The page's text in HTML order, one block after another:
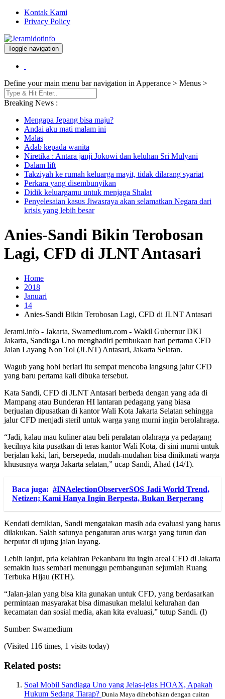
Kontak Kami
Privacy Policy
Jeramidotinfo
Berita dan Informasi Terkini
Toggle navigation
Define your main menu bar navigation in Apperance > Menus >
Breaking News :
Mengapa Jepang bisa maju?
Andai aku mati malam ini
Malas
Adab kepada wanita
Niretika : Antara janji Jokowi dan keluhan Sri Mulyani
Dalam lift
Takziyah ke rumah keluarga mayit, tidak dilarang syariat
Perkara yang disembunyikan
Didik keluargamu untuk menjaga Shalat
Penyelesaian kasus Jiwasraya akan selamatkan Negara dari
krisis yang lebih besar
Anies-Sandi Bikin Terobosan
Lagi, CFD di JLNT Antasari
Home
2018
Januari
14
Anies-Sandi Bikin Terobosan Lagi, CFD di JLNT Antasari
Jerami.info - Jakarta, Swamedium.com - Wakil Gubernur DKI
Jakarta, Sandiaga Uno menghadiri pembukaan hari pertama CFD
Jalan Layang Non Tol (JLNT) Antasari, Jakarta Selatan.
Wagub yang hobi berlari itu sempat mencoba langsung jalur CFD
yang baru pertama kali dibuka tersebut.
Kata Sandi, CFD di JLNT Antasari berbeda dengan yang ada di
Mampang atau Bunderan HI lantaran pedagang yang biasa
berjualan dipusatkan di kantor Wali Kota Jakarta Selatan sehingga
jalur CFD menjadi steril untuk warga yang murni ingin berolahraga.
“Jadi, kalau mau kuliner atau beli peralatan olahraga ya pedagang
kecilnya kita pusatkan di teras kantor Wali Kota, di sini murni untuk
berjalan kaki, lari, bersepeda, mudah-mudahan bisa dinikmati warga
khususnya warga Jakarta selatan,” ucap Sandi, Ahad (14/1).
Baca juga: #INAelectionObserverSOS Jadi World Trend,
Netizen; Kami Hanya Ingin Berpesta, Bukan Berperang
Kendati demikian, Sandi mengatakan masih ada evaluasi yang harus
dilakukan. Salah satunya pengaturan arus warga yang turun dan
berputar di ujung jalan layang.
Lebih lanjut, pria kelahiran Pekanbaru itu ingin areal CFD di Jakarta
semakin luas sembari menunggu pembangunan sejumlah Ruang
Terbuka Hijau (RTH).
“Jalan-jalan yang bisa kita gunakan untuk CFD, yang berdasarkan
permintaan masyarakat bisa dimasukan melalui kelurahan dan
kecamatan dan sosial media, akan kita evaluasi,” tutup Sandi. (l)
Sumber: Swamedium
(Visited 116 times, 1 visits today)
Related posts:
Soal Mobil Sandiaga Uno yang Jelas-jelas HOAX, Apakah
Hukum Sedang Tiarap? Dunia Maya dihebohkan dengan cuitan